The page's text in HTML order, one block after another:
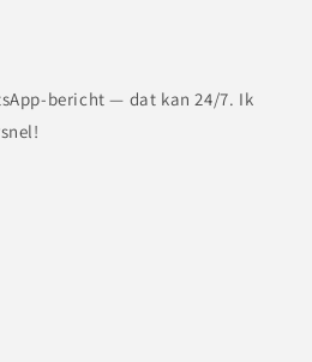
bericht — dat kan 24/7. Ik